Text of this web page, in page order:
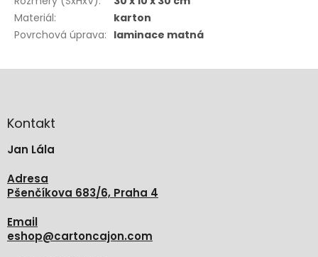
Materiál:
karton
Povrchová úprava: laminace matná
aKontakt
Jan Lála
Adresa
Pšenčíkova 683/6, Praha 4
Email
eshop@cartoncajon.com